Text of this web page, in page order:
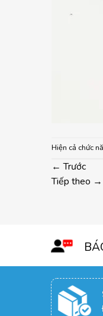
Hiện cả chức
← Trước
Tiếp theo →